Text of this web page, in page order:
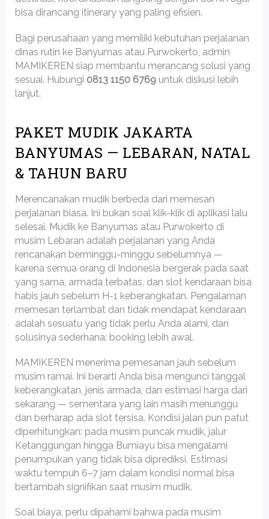
bisa dirancang itinerary yang paling efisien.
Bagi perusahaan yang memiliki kebutuhan perjalanan
dinas rutin ke Banyumas atau Purwokerto, admin
MAMIKEREN siap membantu merancang solusi yang
sesuai. Hubungi 0813 1150 6769untuk diskusi lebih
lanjut.
PAKET MUDIK JAKARTA
BANYUMAS — LEBARAN, NATAL
& TAHUN BARU
Merencanakan mudik berbeda dari memesan
perjalanan biasa. Ini bukan soal klik-klik di aplikasi lalu
selesai. Mudik ke Banyumas atau Purwokerto di
musim Lebaran adalah perjalanan yang Anda
rencanakan berminggu-minggu sebelumnya —
karena semua orang di Indonesia bergerak pada saat
yang sama, armada terbatas, dan slot kendaraan bisa
habis jauh sebelum H-1 keberangkatan. Pengalaman
memesan terlambat dan tidak mendapat kendaraan
adalah sesuatu yang tidak perlu Anda alami, dan
solusinya sederhana: booking lebih awal.
MAMIKEREN menerima pemesanan jauh sebelum
musim ramai. Ini berarti Anda bisa mengunci tanggal
keberangkatan, jenis armada, dan estimasi harga dari
sekarang — sementara yang lain masih menunggu
dan berharap ada slot tersisa. Kondisi jalan pun patut
diperhitungkan: pada musim puncak mudik, jalur
Ketanggungan hingga Bumiayu bisa mengalami
penumpukan yang tidak bisa diprediksi. Estimasi
waktu tempuh 6–7 jam dalam kondisi normal bisa
bertambah signifikan saat musim mudik.
Soal biaya, perlu dipahami bahwa pada musim